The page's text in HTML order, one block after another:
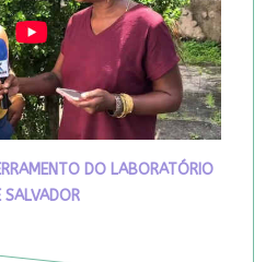
DO LABORATÓRIO
SALVADOR